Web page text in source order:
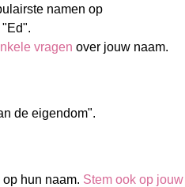
namen op
vragen over jouw naam.
de eigendom".
hun naam. Stem ook op jouw